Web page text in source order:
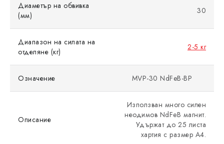
Диаметър на обвивка
(мм)
30
Диапазон на силата на
отделяне (кг)
2-5 кг
Означение MVP-30 NdFeB-BP
Описание
Използван много силен
неодимов NdFeB магнит.
Удържат до 25 листа
хартия с размер A4.